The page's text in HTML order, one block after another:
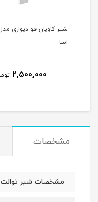
شیر کاویان قو دیواری
اسا
2,500,000
مشخصات
مشخصات شیر توالت